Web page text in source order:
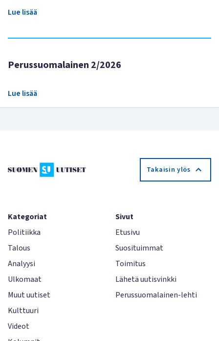
Lue lisää
Perussuomalainen 2/2026
Lue lisää
Takaisin ylös
Kategoriat
Politiikka
Talous
Analyysi
Ulkomaat
Muut uutiset
Kulttuuri
Videot
Sivut
Etusivu
Suosituimmat
Toimitus
Lähetä uutisvinkki
Perussuomalainen-lehti